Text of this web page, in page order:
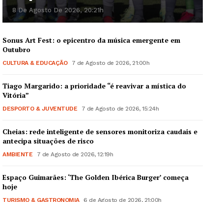
Guimarães, agora!
8 De Agosto De 2026, 20:21h
Sonus Art Fest: o epicentro da música emergente em
Outubro
CULTURA & EDUCAÇÃO 7 de Agosto de 2026, 21:00h
Tiago Margarido: a prioridade “é reavivar a mística do
Vitória”
DESPORTO & JUVENTUDE 7 de Agosto de 2026, 15:24h
Cheias: rede inteligente de sensores monitoriza caudais e
antecipa situações de risco
AMBIENTE 7 de Agosto de 2026, 12:19h
Espaço Guimarães: ‘The Golden Ibérica Burger’ começa
hoje
TURISMO & GASTRONOMIA 6 de Agosto de 2026, 21:00h